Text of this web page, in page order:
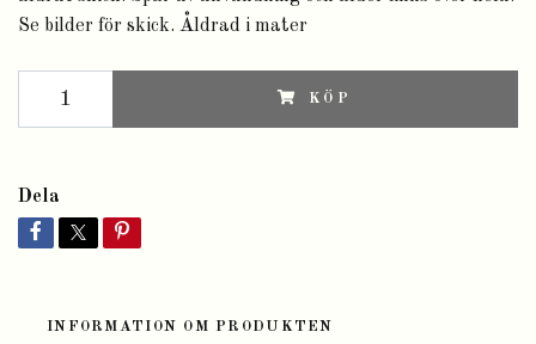
Se bilder för skick. Åldrad i mater
KÖP
Dela
INFORMATION OM PRODUKTEN